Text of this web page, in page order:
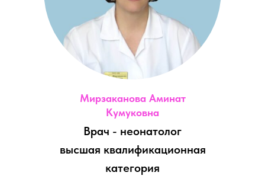
Мирзаканова Аминат
Кумуковна
Врач - неонатолог
высшая квалификационная
категория